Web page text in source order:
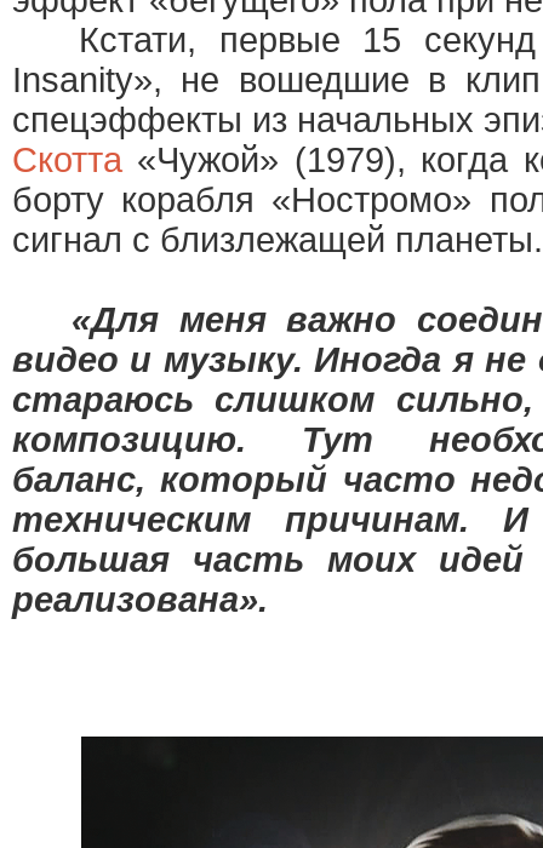
Кстати, первые 15 секунд
Insanity», не вошедшие в
спецэффекты из начальных
Скотта «Чужой» (1979), когда
борту корабля «Ностромо»
сигнал с близлежащей планеты.
«Для меня важно
видео и музыку. Иногда я
стараюсь слишком
композицию. Тут
баланс, который часто
техническим причинам.
большая часть моих идей
реализована».